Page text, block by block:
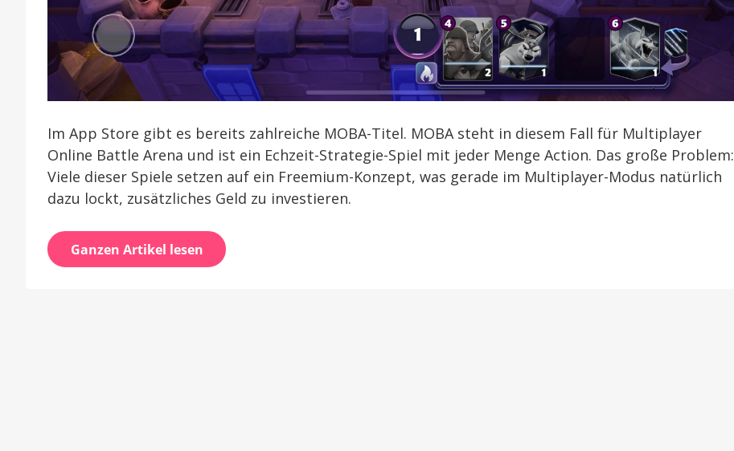
Im App Store gibt es bereits zahlreiche MOBA-Titel. MOBA steht in diesem Fall für Multiplayer
Online Battle Arena und ist ein Echzeit-Strategie-Spiel mit jeder Menge Action. Das große Problem:
Viele dieser Spiele setzen auf ein Freemium-Konzept, was gerade im Multiplayer-Modus natürlich
dazu lockt, zusätzliches Geld zu investieren.
Ganzen Artikel lesen